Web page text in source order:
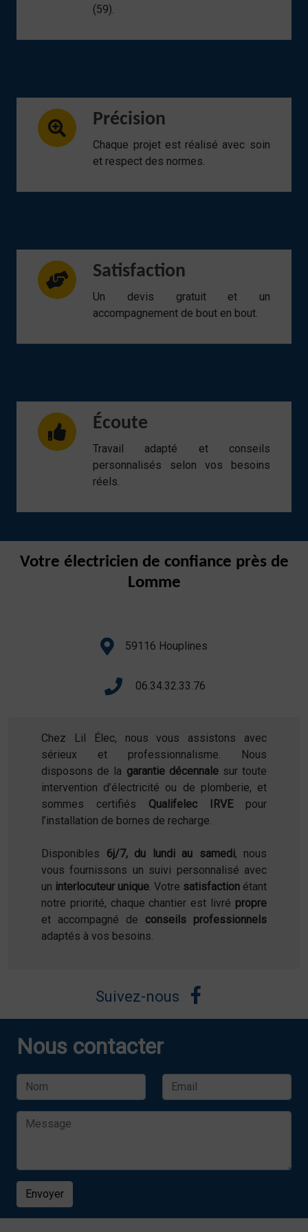
(59).
Précision
Chaque projet est réalisé avec soin
et respect des normes.
Satisfaction
Un devis gratuit et un
accompagnement de bout en bout.
Écoute
Travail adapté et conseils
personnalisés selon vos besoins
réels.
Votre électricien de confiance près de
Lomme
59116 Houplines
06.34.32.33.76
Chez Lil Élec, nous vous assistons avec
sérieux et professionnalisme. Nous
disposons de la garantie décennalesur toute
intervention d’électricité ou de plomberie, et
sommes certifiés Qualifelec IRVEpour
l’installation de bornes de recharge.
Disponibles 6j/7, du lundi au samedi, nous
vous fournissons un suivi personnalisé avec
un interlocuteur unique. Votre satisfaction étant
notre priorité, chaque chantier est livré propre
et accompagné de conseils professionnels
adaptés à vos besoins.
Suivez-nous
Nous contacter
Envoyer